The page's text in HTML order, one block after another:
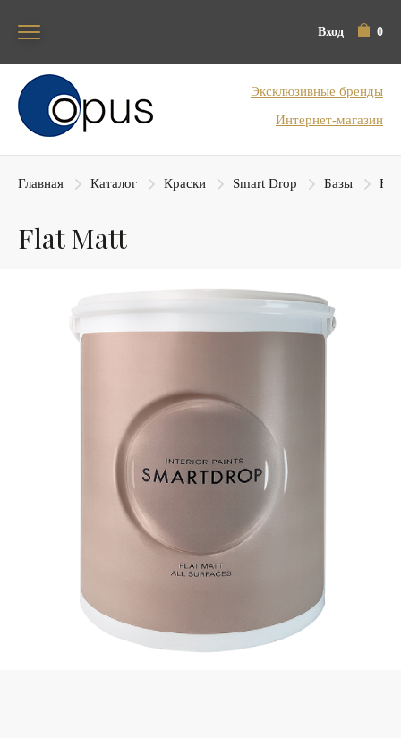
Вход 0
Блок поиска
Эксклюзивные бренды
Интернет-магазин
Главная Каталог Краски Smart Drop Базы
Flat Matt